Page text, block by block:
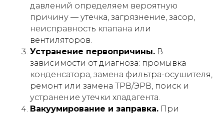
давлений определяем вероятную
причину — утечка, загрязнение, засор,
неисправность клапана или
вентиляторов.
Устранение первопричины. В
зависимости от диагноза: промывка
конденсатора, замена фильтра-осушителя,
ремонт или замена ТРВ/ЭРВ, поиск и
устранение утечки хладагента.
Вакуумирование и заправка. При